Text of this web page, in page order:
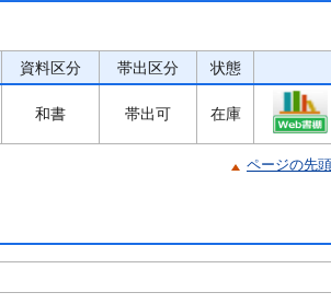
資料区分 帯出区分 状態
和書 帯出可 在庫
ページの先